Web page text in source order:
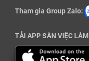
Tham gia Group Zalo:
TẢI APP SÀN VIỆC LÀM